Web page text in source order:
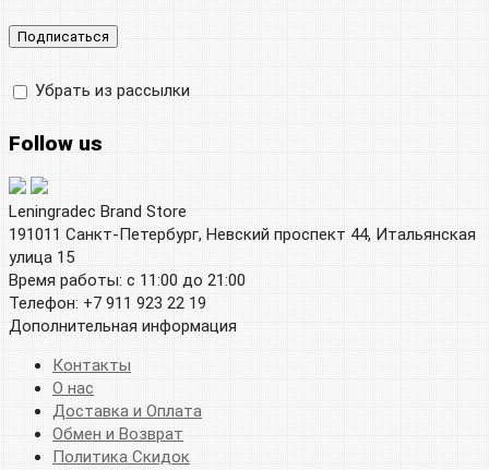
Убрать из рассылки
Follow us
Leningradec Brand Store
191011 Санкт-Петербург, Невский проспект 44, Итальянская
улица 15
Время работы: с 11:00 до 21:00
Телефон: +7 911 923 22 19
Дополнительная информация
Контакты
О нас
Доставка и Оплата
Обмен и Возврат
Политика Скидок